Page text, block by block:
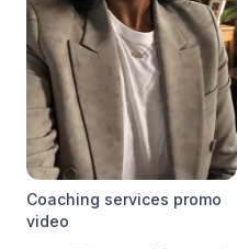
Coaching services promo
video